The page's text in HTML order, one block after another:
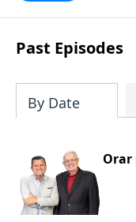
Past Episodes
By Date
Orar